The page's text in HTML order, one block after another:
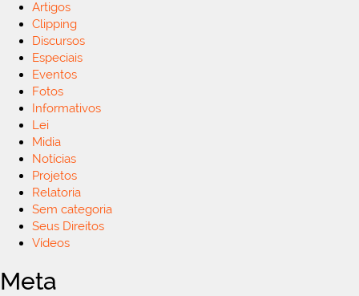
Artigos
Clipping
Discursos
Especiais
Eventos
Fotos
Informativos
Lei
Midia
Notícias
Projetos
Relatoria
Sem categoria
Seus Direitos
Vídeos
Meta